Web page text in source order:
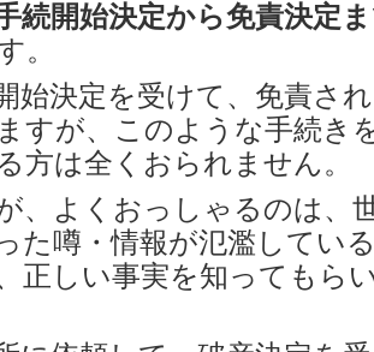
続開始決定から免責決定
。
始決定を受けて、免責さ
すが、このような手続き
方は全くおられません。
、よくおっしゃるのは、
た噂・情報が氾濫してい
正しい事実を知ってもら